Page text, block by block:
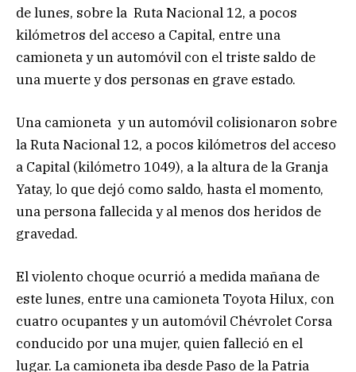
de lunes, sobre la Ruta Nacional 12, a pocos
kilómetros del acceso a Capital, entre una
camioneta y un automóvil con el triste saldo de
una muerte y dos personas en grave estado.
Una camioneta y un automóvil colisionaron sobre
la Ruta Nacional 12, a pocos kilómetros del acceso
a Capital (kilómetro 1049), a la altura de la Granja
Yatay, lo que dejó como saldo, hasta el momento,
una persona fallecida y al menos dos heridos de
gravedad.
El violento choque ocurrió a medida mañana de
este lunes, entre una camioneta Toyota Hilux, con
cuatro ocupantes y un automóvil Chévrolet Corsa
conducido por una mujer, quien falleció en el
lugar. La camioneta iba desde Paso de la Patria